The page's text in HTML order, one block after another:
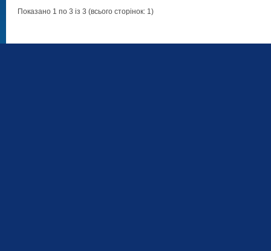
Показано 1 по 3 із 3 (всього сторінок: 1)